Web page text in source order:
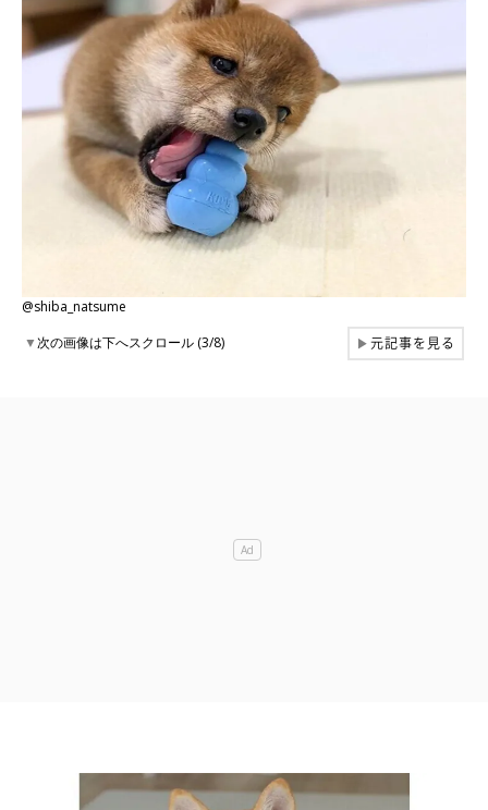
@shiba_natsume
▼次の画像は下へスクロール (3/8) ▶元記事を見る